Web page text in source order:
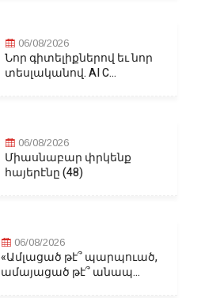
06/08/2026
Նոր գիտելիքներով եւ նոր
տեսլականով. AI C...
06/08/2026
Միասնաբար փրկենք
հայերէնը (48)
06/08/2026
«Ամլացած թէ՞ պարպուած,
ամայացած թէ՞ անապ...